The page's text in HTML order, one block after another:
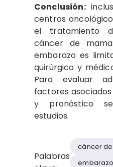
Conclusión:
centros
el tratamiento
cáncer de
embarazo es
quirúrgico y
Para evaluar
factores
y pronóstico
estudios.
Palabras
cáncer
embarazo